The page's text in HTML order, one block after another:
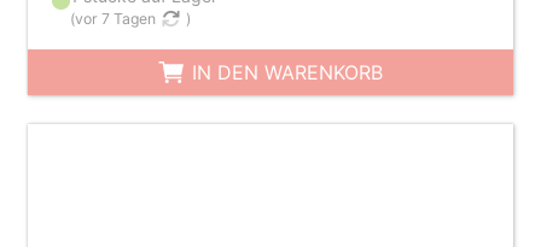
(vor 7 Tagen )
IN DEN WARENKORB